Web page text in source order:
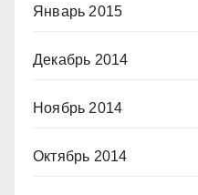
Январь 2015
Декабрь 2014
Ноябрь 2014
Октябрь 2014